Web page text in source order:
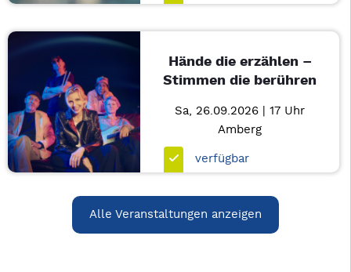
Hände die erzählen –
Stimmen die berühren
Sa, 26.09.2026 | 17 Uhr
Amberg
verfügbar
Alle Veranstaltungen anzeigen